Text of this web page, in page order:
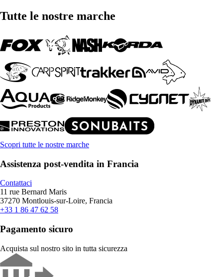
Tutte le nostre marche
Scopri tutte le nostre marche
Assistenza post-vendita in Francia
Contattaci
11 rue Bernard Maris
37270 Montlouis-sur-Loire, Francia
+33 1 86 47 62 58
Pagamento sicuro
Acquista sul nostro sito in tutta sicurezza